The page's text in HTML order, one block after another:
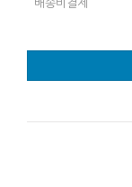
배송비결제